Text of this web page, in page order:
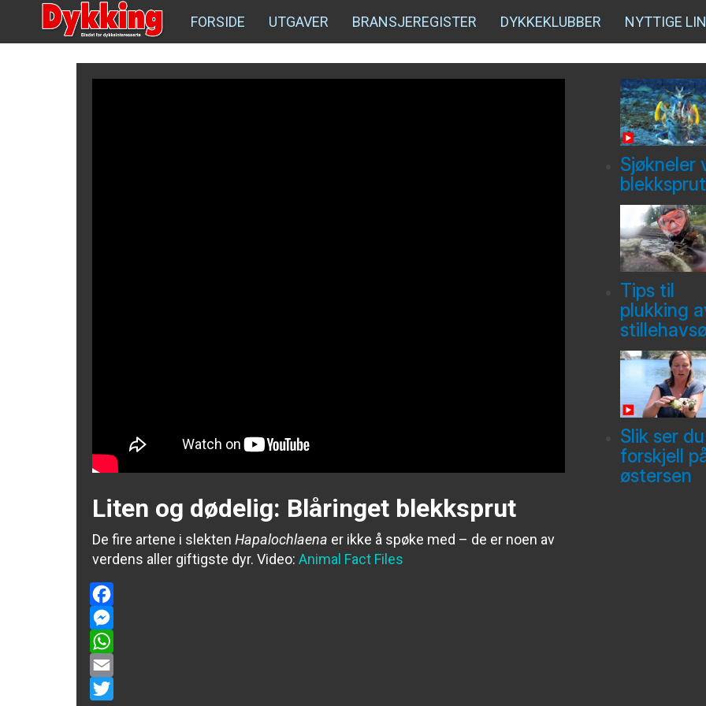
FORSIDE UTGAVER BRANSJEREGISTER DYKKEKLUBBER NYTTIGE
Liten og dødelig: Blåringet blekksprut
De fire artene i slekten Hapalochlaena er ikke å spøke med – de er noen av
verdens aller giftigste dyr. Video: Animal Fact Files
Facebook
Messenger
WhatsApp
Email
Sjøkneler
blekksprut
Tips til
plukking
Slik ser du
forskjell
østersen